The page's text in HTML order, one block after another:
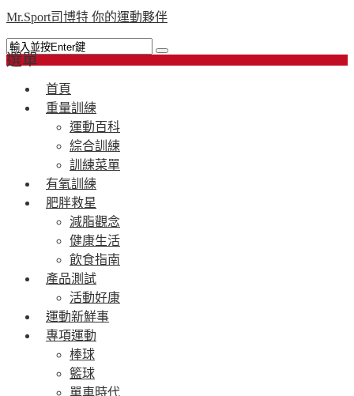
Mr.Sport司博特 你的運動夥伴
選單
首頁
重量訓練
運動百科
綜合訓練
訓練菜單
有氧訓練
肥胖救星
減脂觀念
健康生活
飲食指南
產品測試
活動好康
運動新鮮事
專項運動
棒球
籃球
單車時代